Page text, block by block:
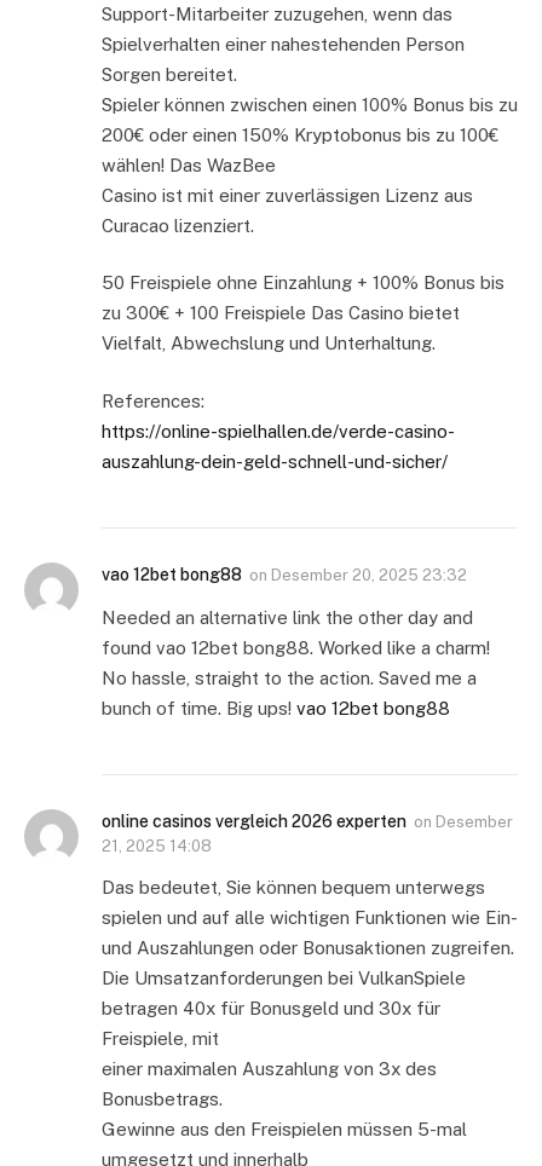
Support-Mitarbeiter zuzugehen, wenn das
Spielverhalten einer nahestehenden Person
Sorgen bereitet.
Spieler können zwischen einen 100% Bonus bis zu
200€ oder einen 150% Kryptobonus bis zu 100€
wählen! Das WazBee
Casino ist mit einer zuverlässigen Lizenz aus
Curacao lizenziert.
50 Freispiele ohne Einzahlung + 100% Bonus bis
zu 300€ + 100 Freispiele Das Casino bietet
Vielfalt, Abwechslung und Unterhaltung.
References:
https://online-spielhallen.de/verde-casino-
auszahlung-dein-geld-schnell-und-sicher/
vao 12bet bong88 on Desember 20, 2025 23:32
Needed an alternative link the other day and
found vao 12bet bong88. Worked like a charm!
No hassle, straight to the action. Saved me a
bunch of time. Big ups! vao 12bet bong88
online casinos vergleich 2026 experten on Desember
21, 2025 14:08
Das bedeutet, Sie können bequem unterwegs
spielen und auf alle wichtigen Funktionen wie Ein-
und Auszahlungen oder Bonusaktionen zugreifen.
Die Umsatzanforderungen bei VulkanSpiele
betragen 40x für Bonusgeld und 30x für
Freispiele, mit
einer maximalen Auszahlung von 3x des
Bonusbetrags.
Gewinne aus den Freispielen müssen 5-mal
umgesetzt und innerhalb